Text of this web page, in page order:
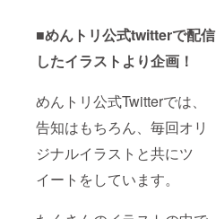
■めんトリ公式twitterで配信
したイラストより企画！
めんトリ公式Twitterでは、
告知はもちろん、毎回オリ
ジナルイラストと共にツ
イートをしています。